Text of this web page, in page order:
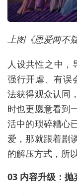
上图《恩爱两不
人设共性之中，
强行开虐、有误
法获得观众认同
时也更愿意看到
活中的琐碎糟心
爱，那就跟着剧
的解压方式，所
03 内容升级：抛